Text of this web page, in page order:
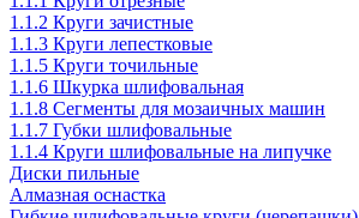
1.1.2 Круги зачистные
1.1.3 Круги лепестковые
1.1.5 Круги точильные
1.1.6 Шкурка шлифовальная
1.1.8 Сегменты для мозаичных машин
1.1.7 Губки шлифовальные
1.1.4 Круги шлифовальные на липучке
Диски пильные
Алмазная оснастка